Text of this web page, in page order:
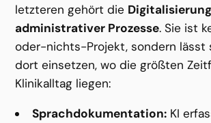
letzteren gehört die Digitalisierung
administrativer Prozesse. Sie ist
oder-nichts-Projekt, sondern lässt
dort einsetzen, wo die größten
Klinikalltag liegen:
Sprachdokumentation: KI